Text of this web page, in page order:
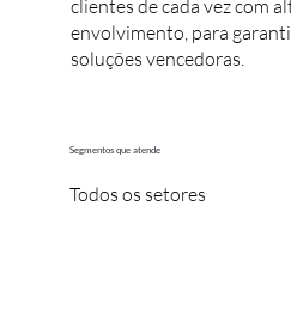
clientes de cada vez com
envolvimento, para
soluções vencedoras.
Segmentos que atende
Todos os setores